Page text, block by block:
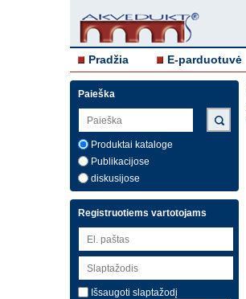
Pradžia E-parduotuvė
Paieška
Produktai kataloge
Publikacijose
diskusijose
Registruotiems vartotojams
Išsaugoti slaptažodį